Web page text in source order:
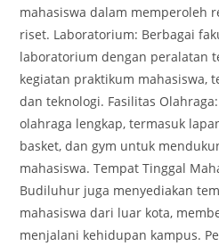
mahasiswa dalam memperoleh
riset. Laboratorium: Berbagai
laboratorium dengan peralatan
kegiatan praktikum mahasiswa,
dan teknologi. Fasilitas
olahraga lengkap, termasuk
basket, dan gym untuk
mahasiswa. Tempat Tinggal
Budiluhur juga menyediakan
mahasiswa dari luar kota,
menjalani kehidupan kampus.